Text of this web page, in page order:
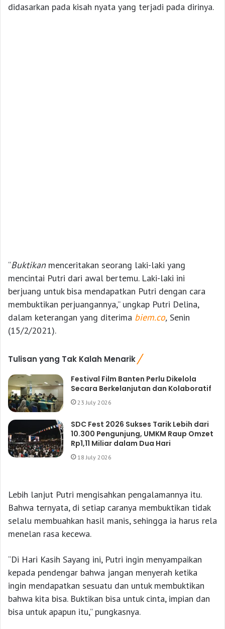
didasarkan pada kisah nyata yang terjadi pada dirinya.
“Buktikan menceritakan seorang laki-laki yang
mencintai Putri dari awal bertemu. Laki-laki ini
berjuang untuk bisa mendapatkan Putri dengan cara
membuktikan perjuangannya,” ungkap Putri Delina,
dalam keterangan yang diterima biem.co, Senin
(15/2/2021).
Tulisan yang Tak Kalah Menarik
Festival Film Banten Perlu Dikelola
Secara Berkelanjutan dan Kolaboratif
23 July 2026
SDC Fest 2026 Sukses Tarik Lebih dari
10.300 Pengunjung, UMKM Raup Omzet
Rp1,11 Miliar dalam Dua Hari
18 July 2026
Lebih lanjut Putri mengisahkan pengalamannya itu.
Bahwa ternyata, di setiap caranya membuktikan tidak
selalu membuahkan hasil manis, sehingga ia harus rela
menelan rasa kecewa.
“Di Hari Kasih Sayang ini, Putri ingin menyampaikan
kepada pendengar bahwa jangan menyerah ketika
ingin mendapatkan sesuatu dan untuk membuktikan
bahwa kita bisa. Buktikan bisa untuk cinta, impian dan
bisa untuk apapun itu,” pungkasnya.